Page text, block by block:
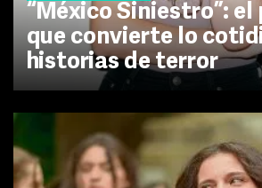
“México Siniestro”:
que convierte lo
historias de terror